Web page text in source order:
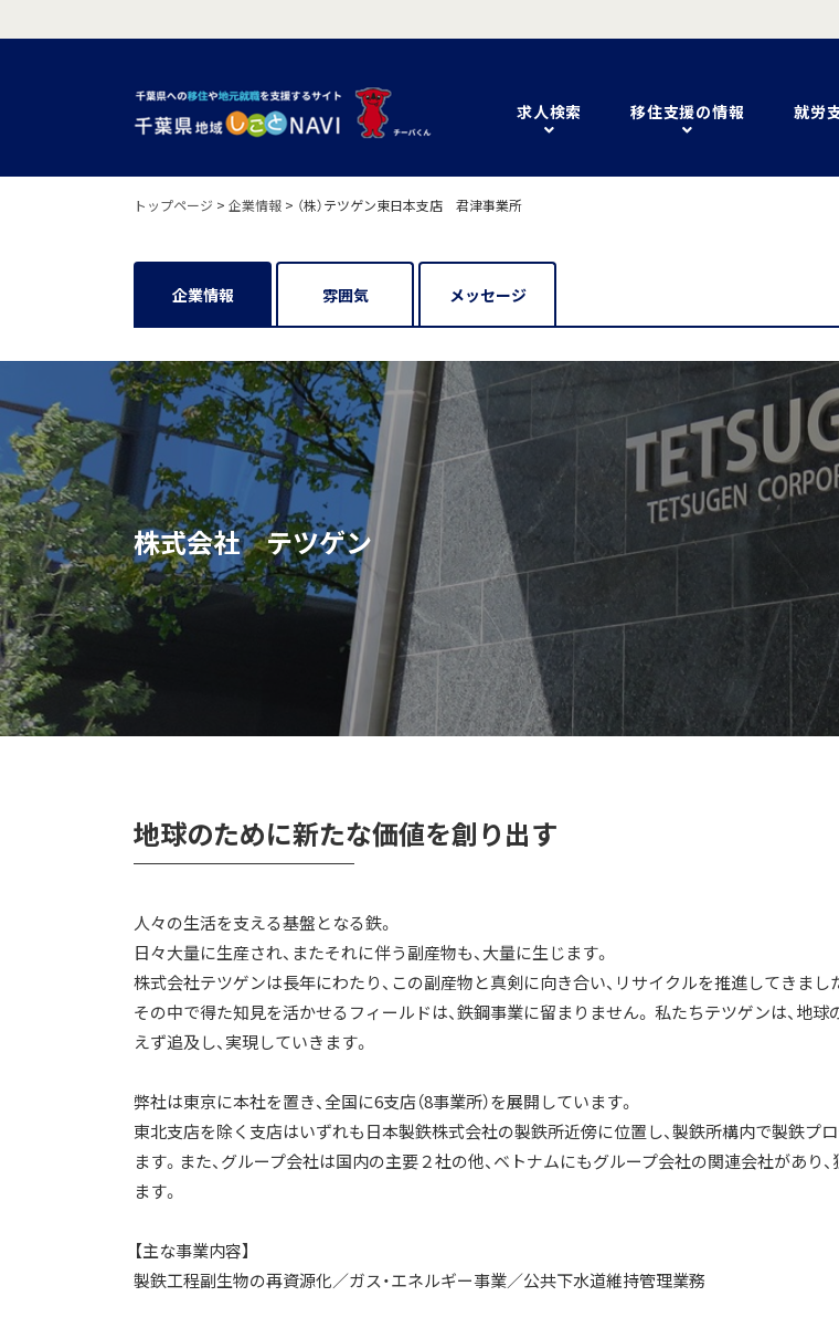
求人検索 移住支援の情報 就労
トップページ > 企業情報 > （株）テツゲン東日本支店 君津事業所
企業情報 雰囲気 メッセージ
株式会社 テツゲン
地球のために新たな価値を創り出す
人々の生活を支える基盤となる鉄。
日々大量に生産され、またそれに伴う副産物も、大量に生じます。
株式会社テツゲンは長年にわたり、この副産物と真剣に向き合い、リサイクルを推進してきまし
その中で得た知見を活かせるフィールドは、鉄鋼事業に留まりません。 私たちテツゲンは、地
えず追及し、実現していきます。
弊社は東京に本社を置き、全国に6支店（8事業所）を展開しています。
東北支店を除く支店はいずれも日本製鉄株式会社の製鉄所近傍に位置し、製鉄所構内で製鉄プ
ます。また、グループ会社は国内の主要２社の他、ベトナムにもグループ会社の関連会社があり
ます。
【主な事業内容】
製鉄工程副生物の再資源化／ガス・エネルギー事業／公共下水道維持管理業務